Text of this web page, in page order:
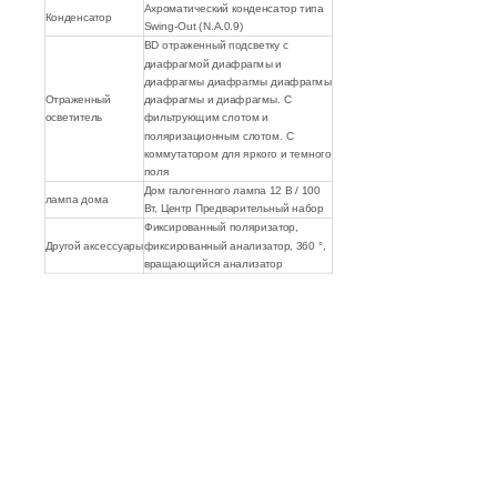
Конденсатор
Ахроматический конденсатор типа
Swing-Out (N.A.0.9)
Отраженный
осветитель
BD отраженный подсветку с
диафрагмой диафрагмы и
диафрагмы диафрагмы диафрагмы
диафрагмы и диафрагмы. С
фильтрующим слотом и
поляризационным слотом. С
коммутатором для яркого и темного
поля
лампа дома
Дом галогенного лампа 12 В / 100
Вт, Центр Предварительный набор
Другой аксессуары
Фиксированный поляризатор,
фиксированный анализатор, 360 °,
вращающийся анализатор